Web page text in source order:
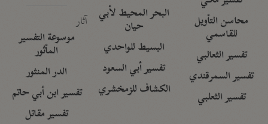
محاسن التأويل
للقاسمي
تفسير الثعالبي
تفسير السمرقندي
تفسير الثعلبي
البحر المحيط لأبي
حيان
البسيط للواحدي
تفسير أبي السعود
الكشاف للزمخشري
آثار
موسوعة التفسير
المأثور
الدر المنثور
تفسير ابن أبي حاتم
تفسير مقاتل